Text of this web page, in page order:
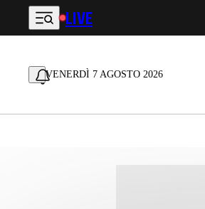
Vai al contenuto principale
LIVE
VENERDÌ 7 AGOSTO 2026